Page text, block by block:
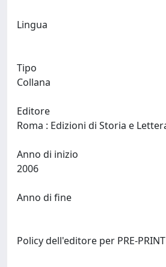
Lingua
Tipo
Collana
Editore
Anno di inizio
Anno di fine
Policy dell'editore per PRE-PRINT